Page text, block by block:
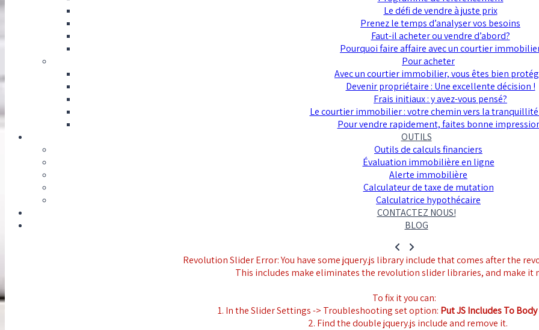
Le défi de vendre à juste prix
Prenez le temps d’analyser vos besoins
Faut-il acheter ou vendre d’abord?
Pourquoi faire affaire avec un courtier
Pour acheter
Avec un courtier immobilier, vous êtes bien
Devenir propriétaire : Une excellente décision !
Frais initiaux : y avez-vous pensé?
Le courtier immobilier : votre chemin vers la tranquillité
Pour vendre rapidement, faites bonne
OUTILS
Outils de calculs financiers
Évaluation immobilière en ligne
Alerte immobilière
Calculateur de taxe de mutation
Calculatrice hypothécaire
CONTACTEZ NOUS!
BLOG
Revolution Slider Error: You have some jquery.js library include that comes after the
This includes make eliminates the revolution slider libraries, and make it
To fix it you can:
1. In the Slider Settings -> Troubleshooting set option: Put JS Includes To Body
2. Find the double jquery.js include and remove it.